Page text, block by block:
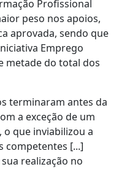
Profissional
peso nos apoios,
aprovada, sendo que
Emprego
metade do total dos
terminaram antes da
a exceção de um
que inviabilizou a
competentes [...]
realização no